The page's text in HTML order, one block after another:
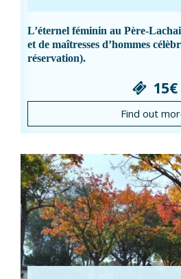
L’éternel féminin au Père-
et de maîtresses d’hommes
réservation).
15€
Find out